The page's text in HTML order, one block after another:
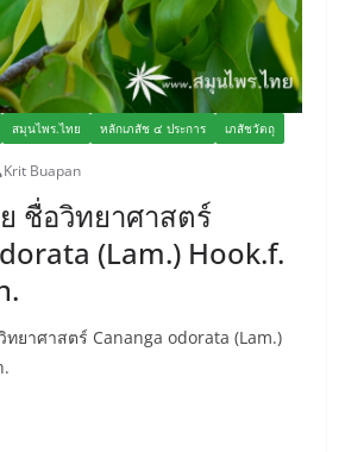
สมุนไพร.ไทย หลักเภสัช ๔ ประการ เภสัชวัตถุ
Krit Buapan
ชื่อวิทยาศาสตร์
(Lam.) Hook.f.
ทยาศาสตร์ Cananga odorata (Lam.)